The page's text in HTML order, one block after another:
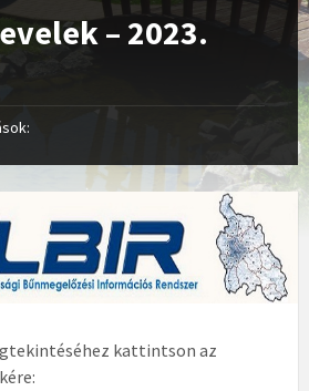
– 2023.
kattintson az